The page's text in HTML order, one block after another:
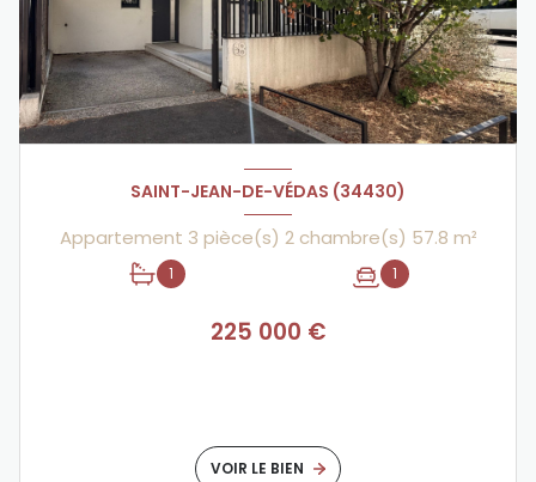
SAINT-JEAN-DE-VÉDAS (34430)
Appartement 3 pièce(s) 2 chambre(s) 57.8 m²
1 1
225 000 €
VOIR LE BIEN